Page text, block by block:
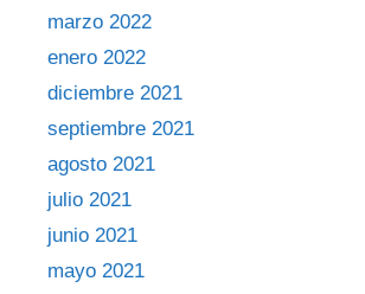
marzo 2022
enero 2022
diciembre 2021
septiembre 2021
agosto 2021
julio 2021
junio 2021
mayo 2021